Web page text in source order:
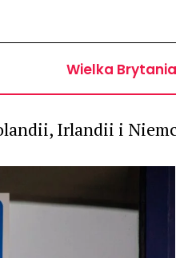
Wielka Brytania
Irlandii i